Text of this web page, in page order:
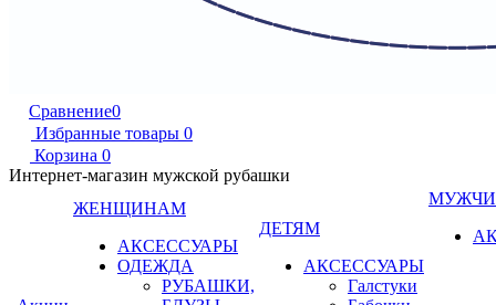
Сравнение0
Избранные товары 0
Корзина 0
Интернет-магазин мужской рубашки
ЖЕНЩИНАМ
АКСЕССУАРЫ
ОДЕЖДА
РУБАШКИ,
ДЕТЯМ
АКСЕССУАРЫ
Галстуки